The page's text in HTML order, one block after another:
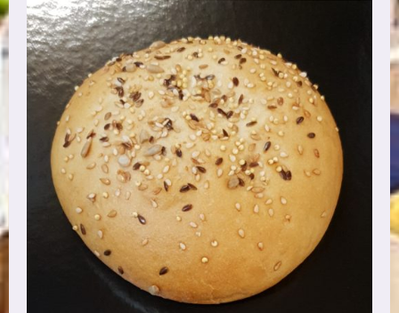
AJOUTER AU PANIER / DÉTAILS